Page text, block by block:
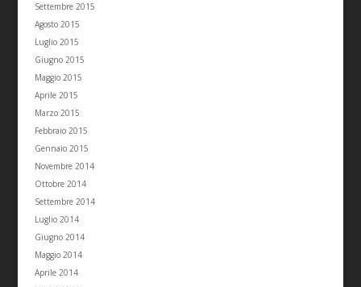
Settembre 2015
Agosto 2015
Luglio 2015
Giugno 2015
Maggio 2015
Aprile 2015
Marzo 2015
Febbraio 2015
Gennaio 2015
Novembre 2014
Ottobre 2014
Settembre 2014
Luglio 2014
Giugno 2014
Maggio 2014
Aprile 2014